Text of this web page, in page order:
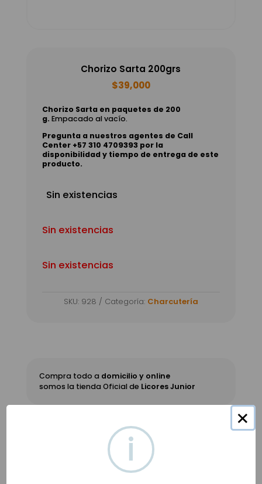
Chorizo Sarta 200grs
$39,000
Chorizo Sarta en paquetes de 200
g. Empacado al vacío.
Pregunta a nuestros agentes de Call
Center +57 310 4709393 por la
disponibilidad y tiempo de entrega de este
producto.
Sin existencias
Sin existencias
Sin existencias
SKU: 928 Categoría: Charcutería
Compra todo a domicilio y online
somos la tienda Oficial de Licores Junior
Productos relacionados
×
i